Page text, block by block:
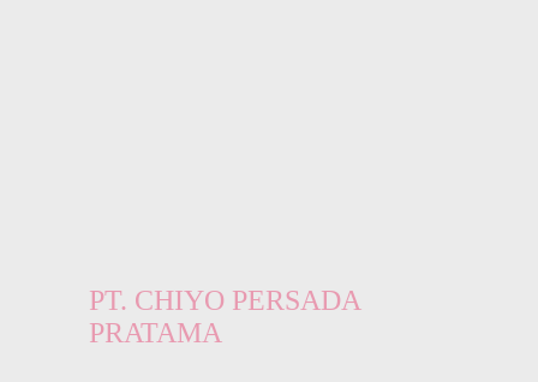
PT. CHIYO PERSADA
PRATAMA